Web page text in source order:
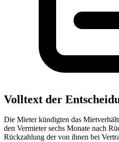
Volltext der
Die Mieter kündigten das
den Vermieter sechs Monate nach
Rückzahlung der von ihnen bei